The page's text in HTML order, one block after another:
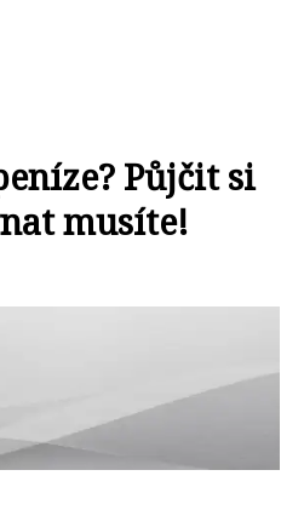
Půjčit si
musíte!